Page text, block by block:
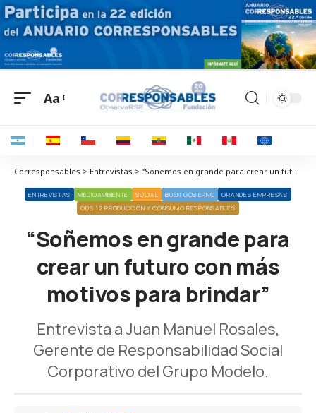
Aa
Corresponsables > Entrevistas > “Soñemos en grande para crear un futuro con más motivos para brindar”
ENTREVISTAS MEDIOAMBIENTE SOCIAL BUEN GOBIERNO
GRANDES EMPRESAS
ODS 12 PRODUCCIÓN Y CONSUMO RESPONSABLES
“Soñemos en grande para
crear un futuro con más
motivos para brindar”
Entrevista a Juan Manuel Rosales,
Gerente de Responsabilidad Social
Corporativo del Grupo Modelo.